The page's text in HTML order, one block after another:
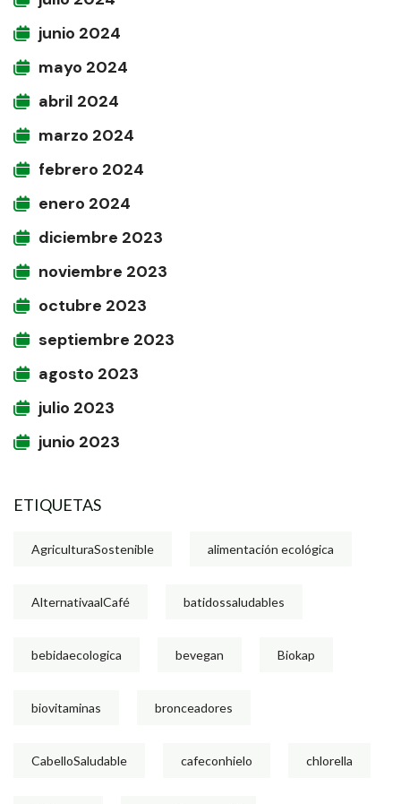
junio 2024
mayo 2024
abril 2024
marzo 2024
febrero 2024
enero 2024
diciembre 2023
noviembre 2023
octubre 2023
septiembre 2023
agosto 2023
julio 2023
junio 2023
ETIQUETAS
AgriculturaSostenible alimentación ecológica
AlternativaalCafé batidossaludables
bebidaecologica bevegan Biokap
biovitaminas bronceadores
CabelloSaludable cafeconhielo chlorella